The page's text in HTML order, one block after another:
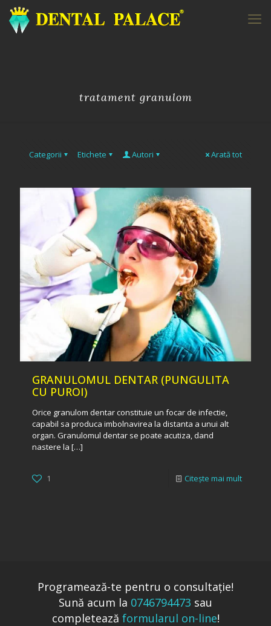
tratament granulom
Categorii Etichete Autori Arată tot
GRANULOMUL DENTAR (PUNGULITA
CU PUROI)
Orice granulom dentar constituie un focar de infectie,
capabil sa produca imbolnavirea la distanta a unui alt
organ. Granulomul dentar se poate acutiza, dand
nastere la […]
1 Citește mai mult
Programează-te pentru o consultaţie!
Sună acum la 0746794473 sau
completează formularul on-line!